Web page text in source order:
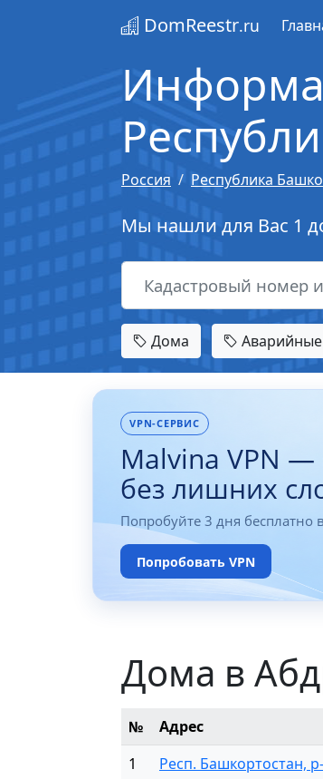
DomReestr.ru
Россия Республика
Мы нашли для Вас 1
Дома
VPN-СЕРВИС
Malvina VPN —
без лишних
Попробуйте 3 дня бесплатно
Попробовать VPN
Дома в
№ Адрес
1
Респ. Башкортостан,